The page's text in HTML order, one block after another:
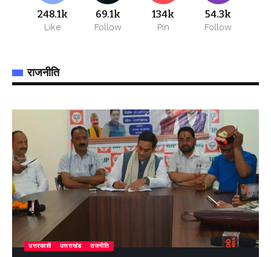
248.1k
Like
69.1k
Follow
134k
Pin
54.3k
Follow
राजनीति
उत्तरकाशी उत्तराखंड राजनीति